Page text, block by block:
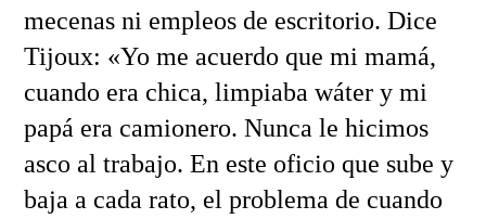
mecenas ni empleos de escritorio. Dice
Tijoux: «Yo me acuerdo que mi mamá,
cuando era chica, limpiaba wáter y mi
papá era camionero. Nunca le hicimos
asco al trabajo. En este oficio que sube y
baja a cada rato, el problema de cuando